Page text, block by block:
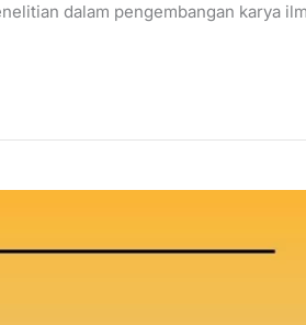
dalam pengembangan karya